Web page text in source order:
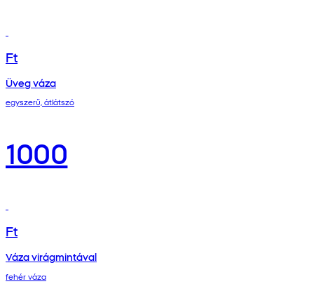
Ft
Üveg váza
egyszerű, átlátszó
1000
Ft
Váza virágmintával
fehér váza